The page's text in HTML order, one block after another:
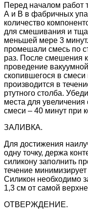
Перед началом работ
А и В в фабричных
количество
для смешивания и
меньшей мере 3
промешали смесь по
раз. После смешения
проведение
скопившегося в смеси
производится в
ртутного столба.
места для
смеси – 40 минут при
ЗАЛИВКА.
Для достижения
одну точку, держа
силикону заполнить
течение
Силикон необходимо
1,3 см от самой
ОТВЕРЖДЕНИЕ.